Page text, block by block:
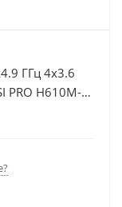
ГГц 4x3.6
PRO H610M-E,
16Gb,